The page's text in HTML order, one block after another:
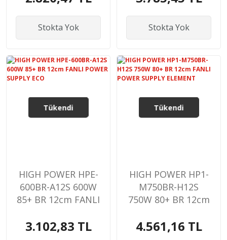
Stokta Yok Stokta Yok
Tükendi
HIGH POWER HPE-
600BR-A12S 600W
85+ BR 12cm FANLI
ECO
3.102,83 TL
Tükendi
HIGH POWER HP1-
M750BR-H12S
750W 80+ BR 12cm
SUPPLY ELEMENT
4.561,16 TL